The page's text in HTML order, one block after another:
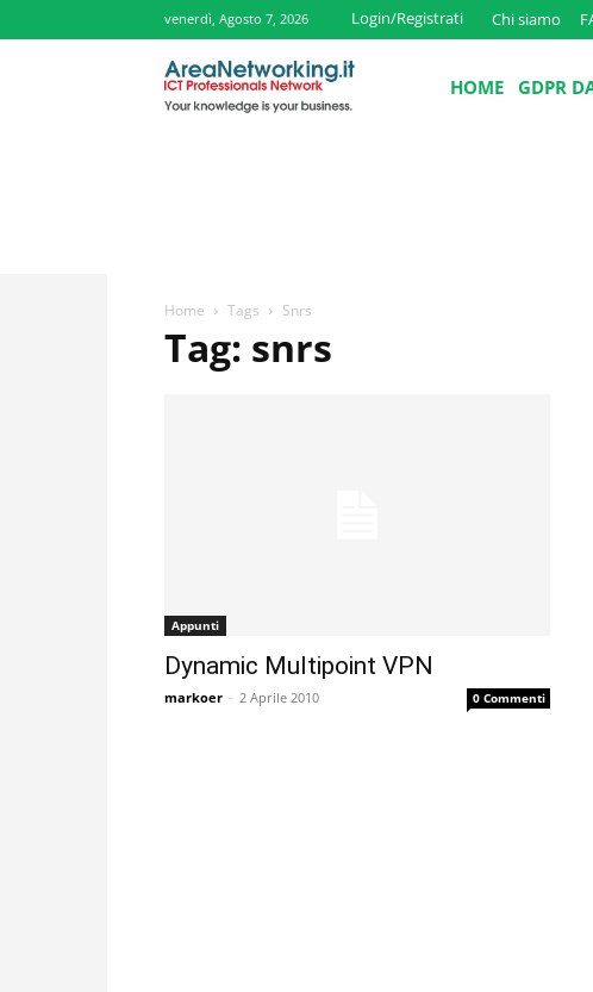
venerdì, Agosto 7, 2026 Login/Registrati Chi siamo
HOME GDPR
Home Tags Snrs
Tag: snrs
Appunti
Dynamic Multipoint VPN
markoer - 2 Aprile 2010 0 Commenti